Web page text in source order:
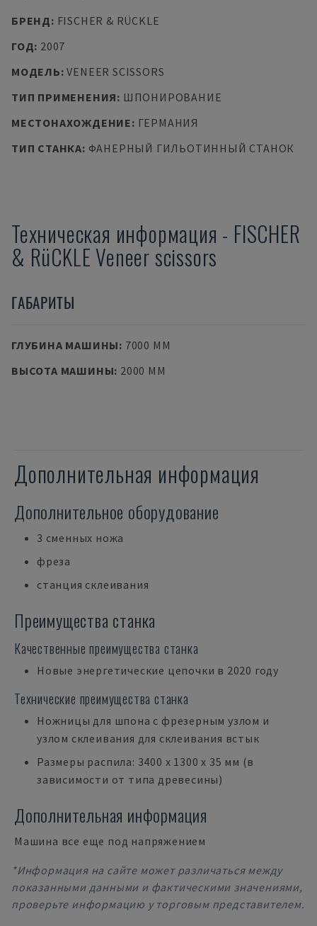
БРЕНД: FISCHER & RÜCKLE
ГОД: 2007
МОДЕЛЬ:VENEER SCISSORS
ТИП ПРИМЕНЕНИЯ: ШПОНИРОВАНИЕ
МЕСТОНАХОЖДЕНИЕ: ГЕРМАНИЯ
ТИП СТАНКА: ФАНЕРНЫЙ ГИЛЬОТИННЫЙ СТАНОК
Техническая информация - FISCHER
& RüCKLE Veneer scissors
ГАБАРИТЫ
ГЛУБИНА МАШИНЫ: 7000 MM
ВЫСОТА МАШИНЫ: 2000 MM
Дополнительная информация
Дополнительное оборудование
3 сменных ножа
фреза
станция склеивания
Преимущества станка
Качественные преимущества станка
Новые энергетические цепочки в 2020 году
Технические преимущества станка
Ножницы для шпона с фрезерным узлом и
узлом склеивания для склеивания встык
Размеры распила: 3400 x 1300 x 35 мм (в
зависимости от типа древесины)
Дополнительная информация
Машина все еще под напряжением
*Информация на сайте может различаться между
показанными данными и фактическими значениями,
проверьте информацию у торговым представителем.